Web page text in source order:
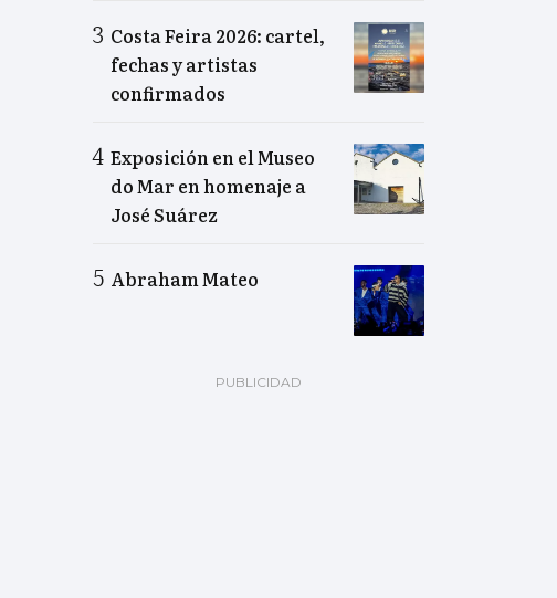
Costa Feira 2026: cartel,
fechas y artistas
confirmados
Exposición en el Museo
do Mar en homenaje a
José Suárez
Abraham Mateo